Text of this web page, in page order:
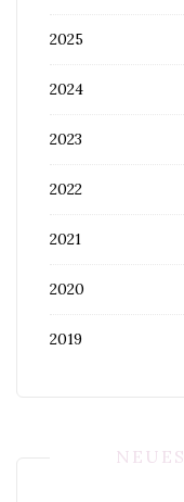
2025
2024
2023
2022
2021
2020
2019